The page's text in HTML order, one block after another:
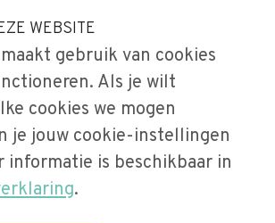
Our Email Address:
secretariaat@videnet.nl
Menu
Home
Uitgelicht
Activiteiten
Over Vide
Leerstoel
WEBSITE
gebruik van cookies
Als je wilt
cookies we mogen
je jouw cookie-instellingen
informatie is beschikbaar in
.